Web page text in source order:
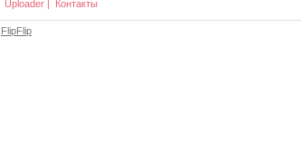
Uploader | Контакты
FlipFlip